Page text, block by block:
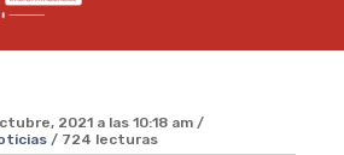
2021 a las 10:18 am /
/ 724 lecturas